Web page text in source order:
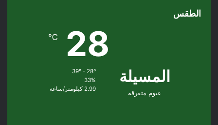
الطقس
المسيلة
غيوم متفرقة
28
℃
39º - 28º
33%
2.99 كيلومتر/ساعة